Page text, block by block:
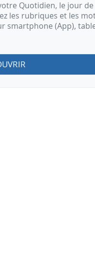
Quotidien, le jour de
les rubriques et les
smartphone (App),